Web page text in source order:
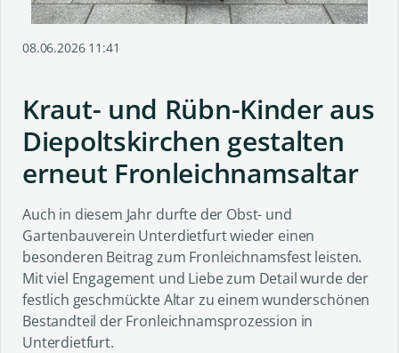
08.06.2026 11:41
Kraut- und Rübn-Kinder aus
Diepoltskirchen gestalten
erneut Fronleichnamsaltar
Auch in diesem Jahr durfte der Obst- und
Gartenbauverein Unterdietfurt wieder einen
besonderen Beitrag zum Fronleichnamsfest leisten.
Mit viel Engagement und Liebe zum Detail wurde der
festlich geschmückte Altar zu einem wunderschönen
Bestandteil der Fronleichnamsprozession in
Unterdietfurt.